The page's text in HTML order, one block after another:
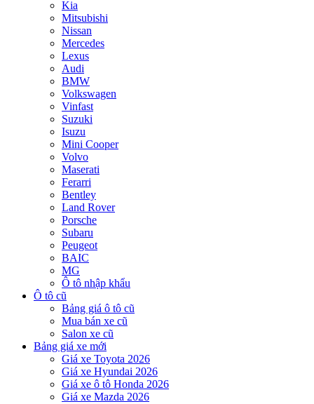
Kia
Mitsubishi
Nissan
Mercedes
Lexus
Audi
BMW
Volkswagen
Vinfast
Suzuki
Isuzu
Mini Cooper
Volvo
Maserati
Ferarri
Bentley
Land Rover
Porsche
Subaru
Peugeot
BAIC
MG
Ô tô nhập khẩu
Ô tô cũ
Bảng giá ô tô cũ
Mua bán xe cũ
Salon xe cũ
Bảng giá xe mới
Giá xe Toyota 2026
Giá xe Hyundai 2026
Giá xe ô tô Honda 2026
Giá xe Mazda 2026